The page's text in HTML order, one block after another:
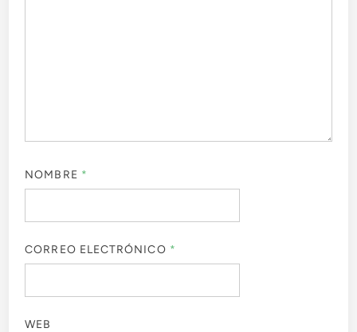
NOMBRE *
CORREO ELECTRÓNICO *
WEB